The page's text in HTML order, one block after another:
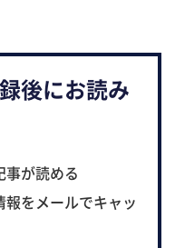
後にお読み
が読める
をメールでキャッ